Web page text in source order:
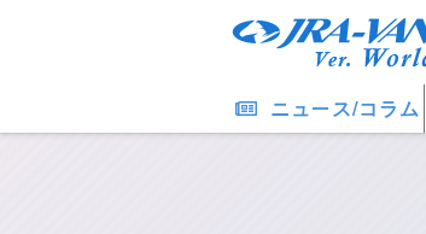
ニュース/コラム